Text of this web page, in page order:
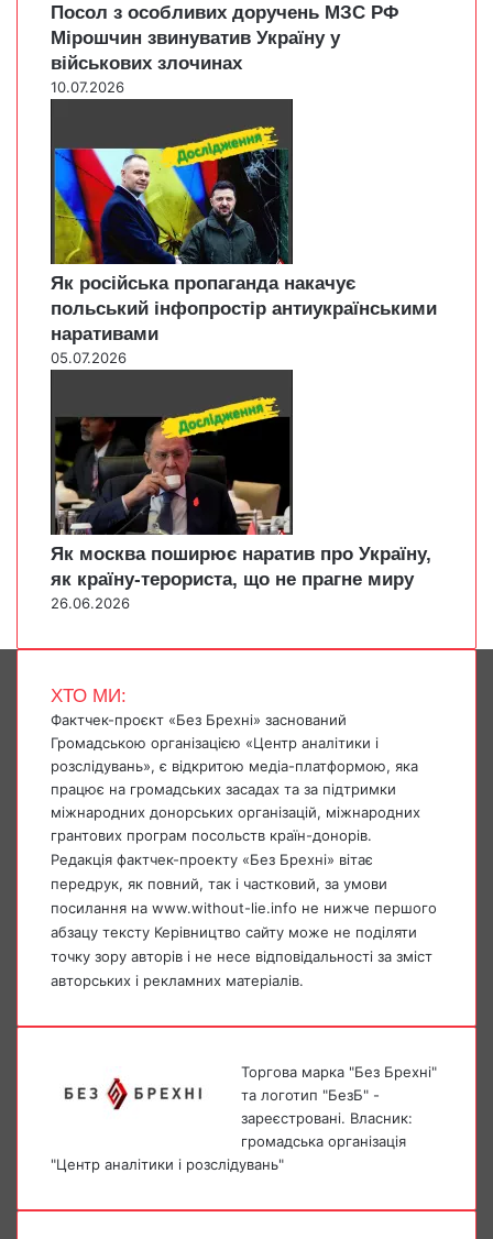
Посол з особливих доручень МЗС РФ
Мірошчин звинуватив Україну у
військових злочинах
10.07.2026
Як російська пропаганда накачує
польський інфопростір антиукраїнськими
наративами
05.07.2026
Як москва поширює наратив про Україну,
як країну-терориста, що не прагне миру
26.06.2026
ХТО МИ:
Фактчек-проєкт «Без Брехні» заснований
Громадською організацією «Центр аналітики і
розслідувань», є відкритою медіа-платформою, яка
працює на громадських засадах та за підтримки
міжнародних донорських організацій, міжнародних
грантових програм посольств країн-донорів.
Редакція фактчек-проекту «Без Брехні» вітає
передрук, як повний, так і частковий, за умови
посилання на www.without-lie.info не нижче першого
абзацу тексту Керівництво сайту може не поділяти
точку зору авторів і не несе відповідальності за зміст
авторських і рекламних матеріалів.
Торгова марка "Без Брехні"
та логотип "БезБ" -
зареєстровані. Власник:
громадська організація
"Центр аналітики і розслідувань"